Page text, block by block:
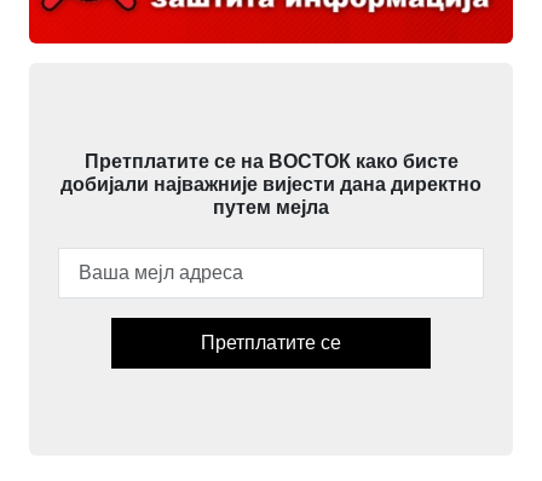
Претплатите се на ВОСТОК како бисте
добијали најважније вијести дана директно
путем мејла
Претплатите се